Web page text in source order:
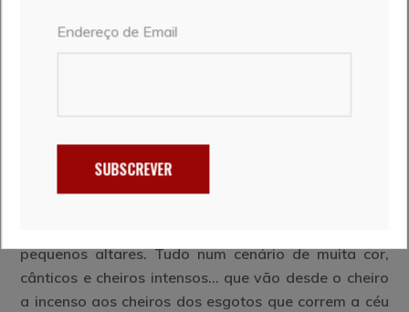
para consumo) enquanto rezam e agradecem.
pequenos altares. Tudo num cenário de muita cor,
cânticos e cheiros intensos… que vão desde o cheiro
a incenso aos cheiros dos esgotos que correm a céu
Endereço de Email
SUBSCREVER